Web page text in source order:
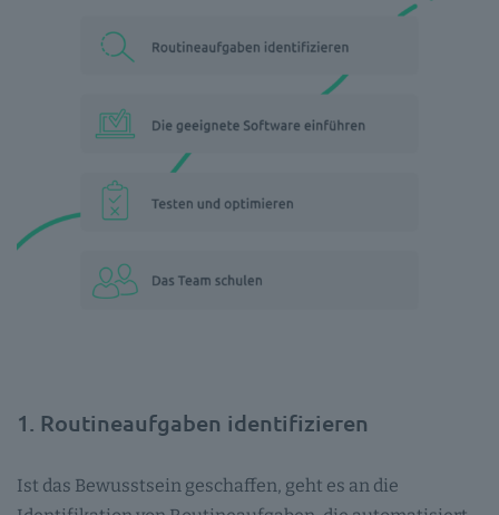
1. Routineaufgaben identifizieren
Ist das Bewusstsein geschaffen, geht es an die